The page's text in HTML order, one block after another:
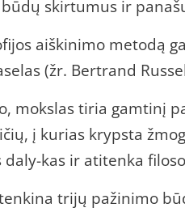
skirtumus ir
aiškinimo metodą
(žr. Bertrand
mokslas tiria gamtinį
į kurias krypsta
daly-kas ir atitenka
trijų pažinimo